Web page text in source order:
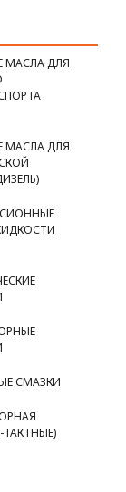
ДЛЯ
ДЛЯ
СМАЗКИ
ТАКТНЫЕ)